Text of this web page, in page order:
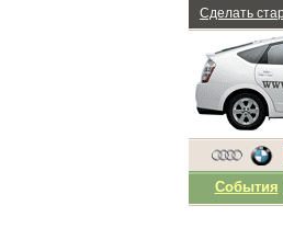
Сделать
События